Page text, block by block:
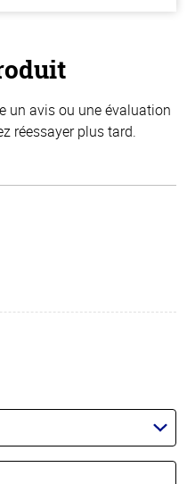
un avis ou une évaluation
réessayer plus tard.